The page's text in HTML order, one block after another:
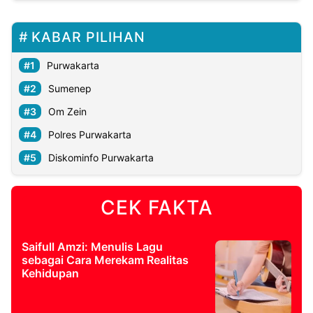
KABAR PILIHAN
Purwakarta
Sumenep
Om Zein
Polres Purwakarta
Diskominfo Purwakarta
CEK FAKTA
Saifull Amzi: Menulis Lagu
sebagai Cara Merekam Realitas
Kehidupan